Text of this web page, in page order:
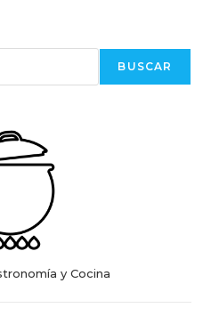
BUSCAR
y Cocina